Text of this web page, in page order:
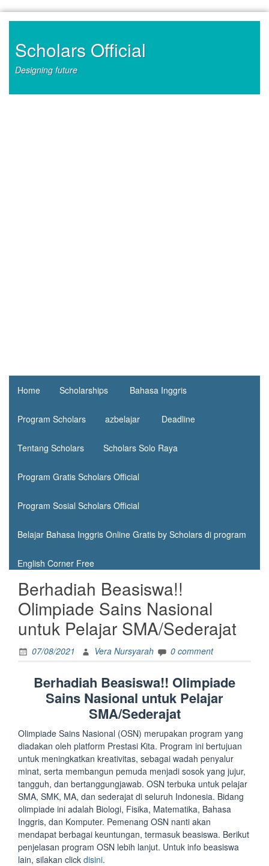
contentScholars Official
Designing future
Home Scholarships Bahasa Inggris
Program Scholars azbelajar Deadline
Tentang Scholars Scholars Solo Raya
Program Gratis Scholars Official
Program Sosial Scholars Official
Belajar Bahasa Inggris Online Gratis by Scholars di program
English Corner Free
Berhadiah Beasiswa!!
Olimpiade Sains Nasional
untuk Pelajar SMA/Sederajat
07/08/2021 Vera Nursyarah 0 comment
Berhadiah Beasiswa!! Olimpiade
Sains Nasional untuk Pelajar
SMA/Sederajat
Olimpiade Sains Nasional (OSN) merupakan program yang
diadakan oleh platform Prestasi Kita. Program ini bertujuan
untuk meningkatkan kreativitas, sebagai wadah penyalur
minat, serta membangun pemuda menjadi sosok yang jujur,
tangguh, dan bertanggungjawab. OSN terbuka untuk pelajar
SMA, SMK, MA, dan sederajat di seluruh Indonesia. Bidang
olimpiade ini adalah Biologi, Fisika, Matematika, Bahasa
Inggris, dan Komputer. Pemenang OSN nanti akan
mendapat berbagai keuntungan, termasuk beasiswa. Berikut
penjelasan program OSN lebih lanjut. Untuk info beasiswa
lain, silakan click disini.